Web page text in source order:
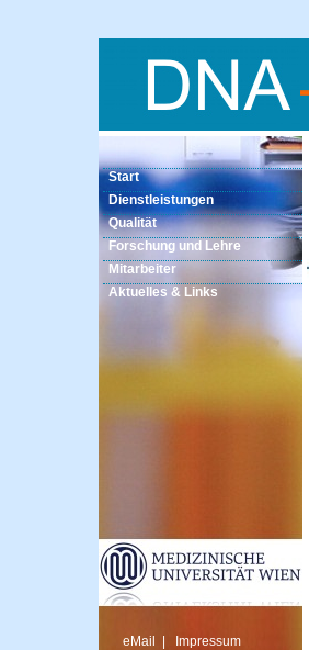
Start
Dienstleistungen
Qualität
Forschung und Lehre
Mitarbeiter
Aktuelles & Links
eMail Impressum